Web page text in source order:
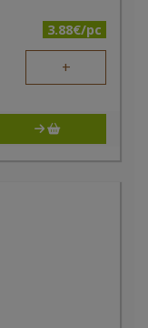
3.88€/pc
+